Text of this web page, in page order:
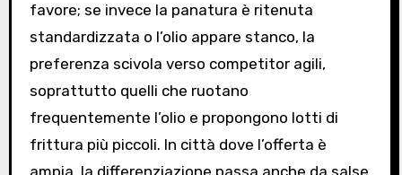
favore; se invece la panatura è ritenuta
standardizzata o l’olio appare stanco, la
preferenza scivola verso competitor agili,
soprattutto quelli che ruotano
frequentemente l’olio e propongono lotti di
frittura più piccoli. In città dove l’offerta è